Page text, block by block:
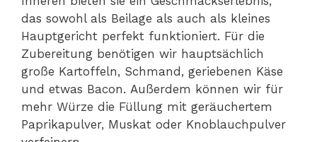
das sowohl als Beilage als auch als kleines
Hauptgericht perfekt funktioniert. Für die
Zubereitung benötigen wir hauptsächlich
große Kartoffeln, Schmand, geriebenen Käse
und etwas Bacon. Außerdem können wir für
mehr Würze die Füllung mit geräuchertem
Paprikapulver, Muskat oder Knoblauchpulver